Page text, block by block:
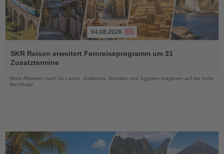
Sie
die
04.08.2026
SKR Reisen erweitert Fernreiseprogramm um 31
Zusatztermine
Neue Abreisen nach Sri Lanka, Südkorea, Marokko und Ägypten reagieren auf die hohe
Nachfrage